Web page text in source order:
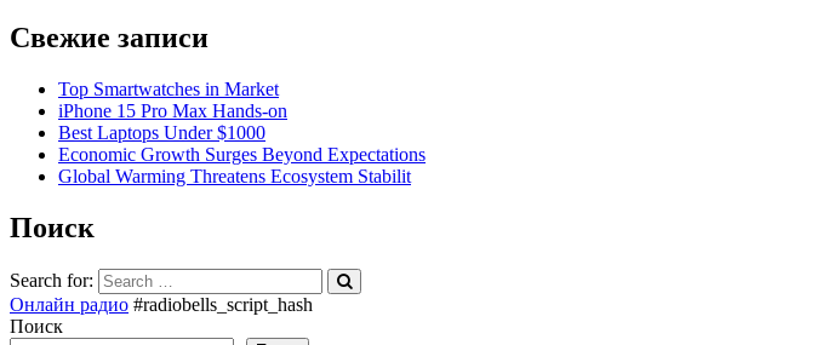
Свежие записи
Top Smartwatches in Market
iPhone 15 Pro Max Hands-on
Best Laptops Under $1000
Economic Growth Surges Beyond Expectations
Global Warming Threatens Ecosystem Stabilit
Поиск
Search for:
Онлайн радио #radiobells_script_hash
Поиск